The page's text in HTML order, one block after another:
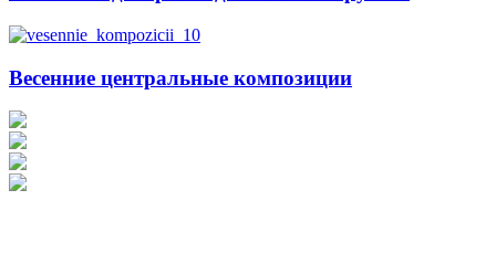
Весенние центральные композиции